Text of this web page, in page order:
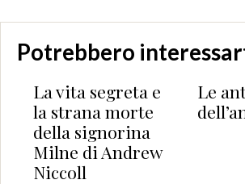
Potrebbero
La vita segreta e
la strana morte
della signorina
Milne di Andrew
Niccoll
Le